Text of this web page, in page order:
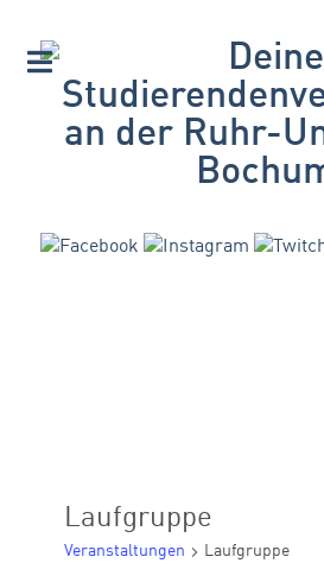
Laufgruppe
Veranstaltungen Laufgruppe